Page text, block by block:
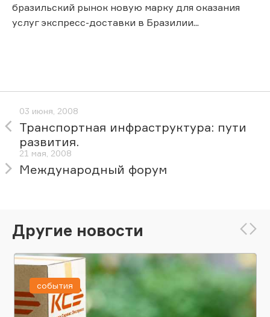
бразильский рынок новую марку для оказания
услуг экспресс-доставки в Бразилии...
03 июня, 2008
Транспортная инфраструктура: пути
развития.
21 мая, 2008
Международный форум
Другие новости
события